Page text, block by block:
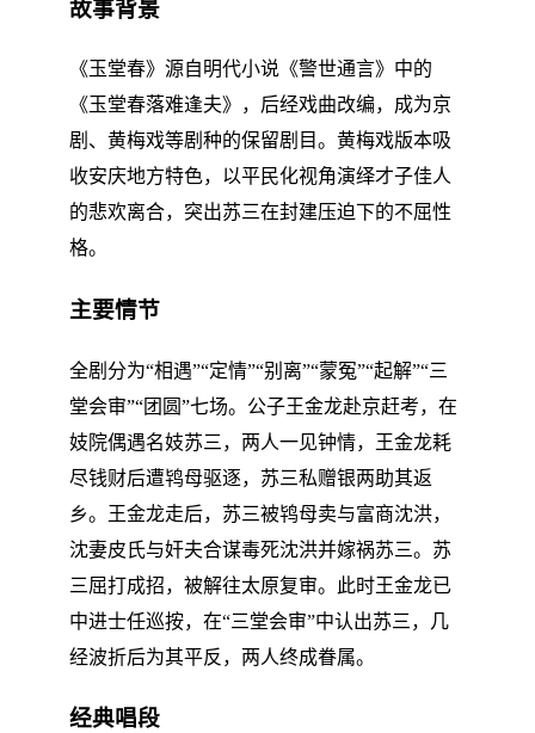
故事背景
《玉堂春》源自明代小说《警世通言》中的
《玉堂春落难逢夫》，后经戏曲改编，成为京
剧、黄梅戏等剧种的保留剧目。黄梅戏版本吸
收安庆地方特色，以平民化视角演绎才子佳人
的悲欢离合，突出苏三在封建压迫下的不屈性
格。
主要情节
全剧分为“相遇”“定情”“别离”“蒙冤”“起解”“三
堂会审”“团圆”七场。公子王金龙赴京赶考，在
妓院偶遇名妓苏三，两人一见钟情，王金龙耗
尽钱财后遭鸨母驱逐，苏三私赠银两助其返
乡。王金龙走后，苏三被鸨母卖与富商沈洪，
沈妻皮氏与奸夫合谋毒死沈洪并嫁祸苏三。苏
三屈打成招，被解往太原复审。此时王金龙已
中进士任巡按，在“三堂会审”中认出苏三，几
经波折后为其平反，两人终成眷属。
经典唱段